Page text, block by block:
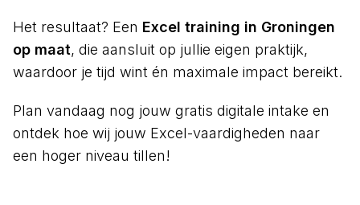
Het resultaat? Een Excel training in Groningen
op maat, die aansluit op jullie eigen praktijk,
waardoor je tijd wint én maximale impact bereikt.
Plan vandaag nog jouw gratis digitale intake en
ontdek hoe wij jouw Excel-vaardigheden naar
een hoger niveau tillen!